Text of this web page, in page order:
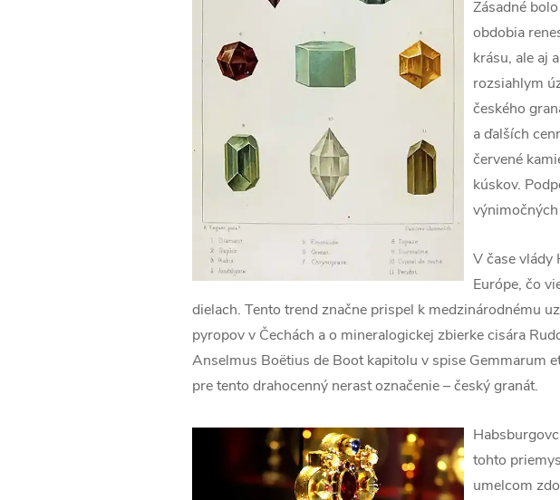
Zásadné
obdobia
krásu, ale aj
rozsiahlym
českého
a ďalších
červené
kúskov.
V čase vlády
Európe, čo
dielach. Tento trend značne prispel k medzinárodnému
pyropov v Čechách a o mineralogickej zbierke cisára
Anselmus Boëtius de Boot kapitolu v spise Gemmarum
pre tento drahocenný nerast označenie – český granát.
tohto
umelcom